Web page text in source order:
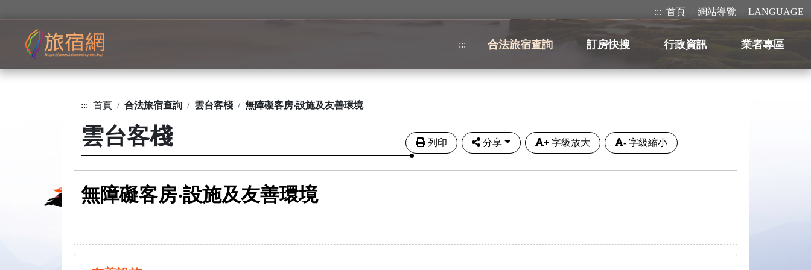
::: 首頁 網站導覽 LANGUAGE
::: 合法旅宿查詢 訂房快搜 行政資訊 業者專區
::: 首頁 合法旅宿查詢 雲台客棧 無障礙客房‧設施及友善環境
雲台客棧 列印 分享 + 字級放大 - 字級縮小
無障礙客房‧設施及友善環境